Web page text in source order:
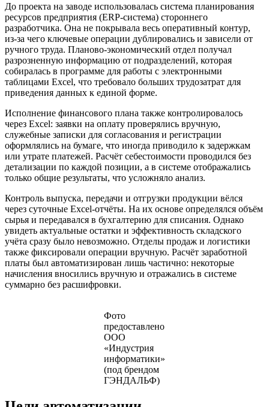
До проекта на заводе использовалась система планирования
ресурсов предприятия (ERP-система) стороннего
разработчика. Она не покрывала весь оперативный контур,
из-за чего ключевые операции дублировались и зависели от
ручного труда. Планово-экономический отдел получал
разрозненную информацию от подразделений, которая
собиралась в программе для работы с электронными
таблицами Excel, что требовало больших трудозатрат для
приведения данных к единой форме.
Исполнение финансового плана также контролировалось
через Excel: заявки на оплату проверялись вручную,
служебные записки для согласования и регистрации
оформлялись на бумаге, что иногда приводило к задержкам
или утрате платежей. Расчёт себестоимости проводился без
детализации по каждой позиции, а в системе отображались
только общие результаты, что усложняло анализ.
Контроль выпуска, передачи и отгрузки продукции вёлся
через суточные Excel-отчёты. На их основе определялся объём
сырья и передавался в бухгалтерию для списания. Однако
увидеть актуальные остатки и эффективность складского
учёта сразу было невозможно. Отделы продаж и логистики
также фиксировали операции вручную. Расчёт заработной
платы был автоматизирован лишь частично: некоторые
начисления вносились вручную и отражались в системе
суммарно без расшифровки.
Фото
предоставлено
ООО
«Индустрия
информатики»
(под брендом
ГЭНДАЛЬФ)